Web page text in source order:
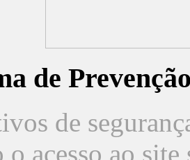
de
de
o acesso ao